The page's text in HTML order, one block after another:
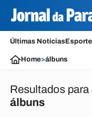
Últimas Notícias
Home>álbuns
Resultados para
álbuns